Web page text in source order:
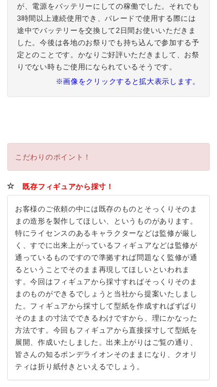
が、電源をバッテリーにしての稼働でした。それでも
3時間以上連続使用でき、パレードで使用する際には
途中でバッテリーを交換して2日間お使いいただきま
した。今後は各地のお祭りでも持ち込んで参加する予
定とのことです。かなりご好評いただきまして、お祭
りでない時もご使用になられているそうです。
※画像をクリックすると拡大表示します。
こだわりのポイント！
既存フィギュアから採寸！
お客様のご依頼の中には既存のものとそっくりそのま
まの造形を製作してほしい、というものがあります。
特にライセンスのあるキャラクターなどは監修が厳し
く、すでに出来上がっているフィギュアなどは監修が
通っているものですので準拠すれば問題なく監修が通
るということでそのまま再現してほしいといわれま
す。今回はフィギュアから採寸すればそっくりそのま
まのものができるでしょうと当社から提案いたしまし
た。フィギュアから採寸して型紙を作成すればずばり
そのままの寸法でできるわけですから、理にかなった
方法です。今回もフィギュアから直接採寸して型紙を
展開、作成いたしました。出来上がりはご覧の通り、
皆さんの知るポンデライオンそのままになり、クオリ
ティは折り紙付きといえるでしょう。